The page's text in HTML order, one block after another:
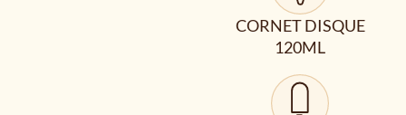
CORNET DISQUE
120ML